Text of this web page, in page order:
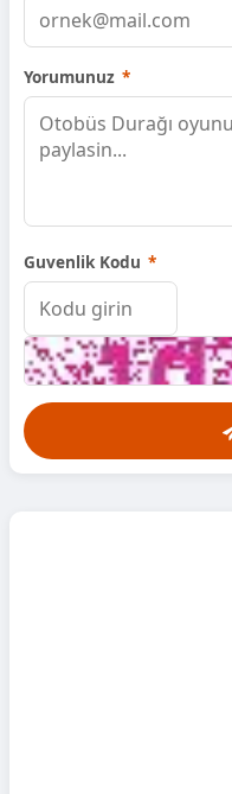
Yorumunuz *
Guvenlik Kodu *